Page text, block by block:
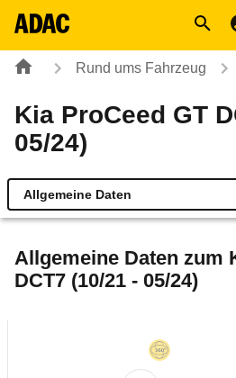
Rund ums Fahrzeug
Kia ProCeed GT
05/24)
Allgemeine Daten
Technische Daten
Ähnliche Autotests
Allgemeine Daten zum
DCT7 (10/21 - 05/24)